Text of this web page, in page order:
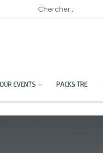
OUR EVENTS PACKS TRE